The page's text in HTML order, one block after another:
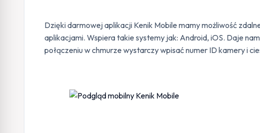
Dzięki darmowej aplikacji Kenik Mobile mamy możliwość
aplikacjami. Wspiera takie systemy jak: Android, iOS. Daje
połączeniu w chmurze wystarczy wpisać numer ID kamery i